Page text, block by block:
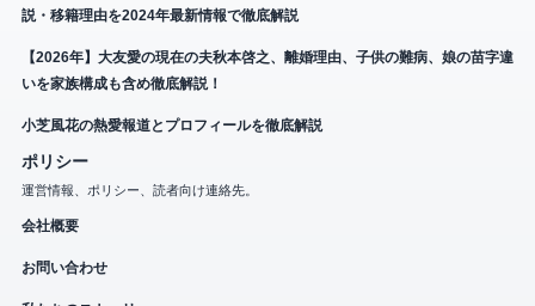
説・移籍理由を2024年最新情報で徹底解説
【2026年】大友愛の現在の夫秋本啓之、離婚理由、子供の難病、娘の苗字違
いを家族構成も含め徹底解説！
小芝風花の熱愛報道とプロフィールを徹底解説
ポリシー
運営情報、ポリシー、読者向け連絡先。
会社概要
お問い合わせ